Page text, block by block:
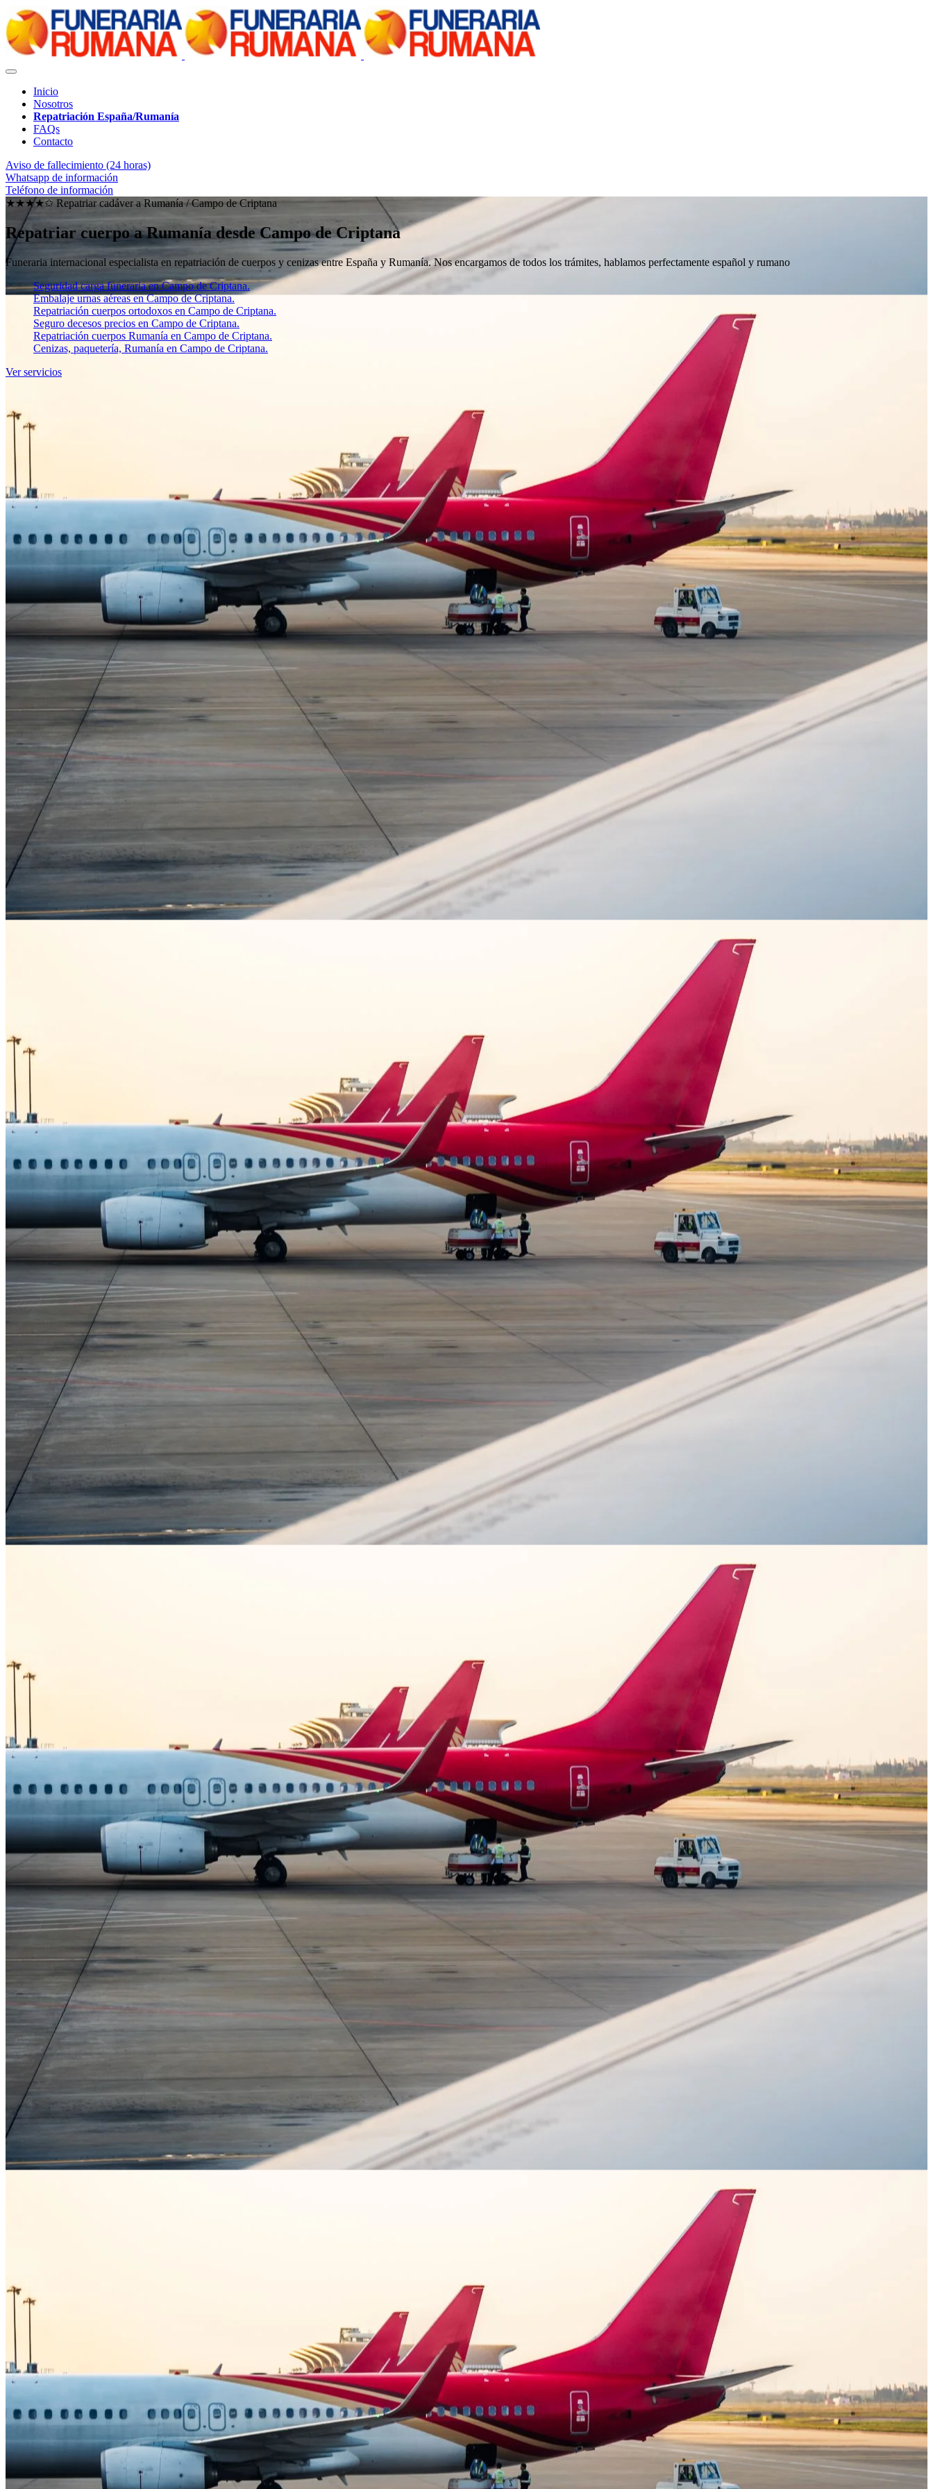
Inicio
Nosotros
Repatriación España/Rumanía
FAQs
Contacto
Aviso de fallecimiento (24 horas)
Whatsapp de información
Teléfono de información
★★★★✩ Repatriar cadáver a Rumanía /Campo de Criptana
Repatriar cuerpo a Rumanía desde Campo de Criptana
Funeraria internacional especialista en repatriación de cuerpos y cenizas entre España y Rumanía. Nos encargamos de todos los trámites, hablamos perfectamente español y rumano
Seguridad carga funeraria en Campo de Criptana.
Embalaje urnas aéreas en Campo de Criptana.
Repatriación cuerpos ortodoxos en Campo de Criptana.
Seguro decesos precios en Campo de Criptana.
Repatriación cuerpos Rumanía en Campo de Criptana.
Cenizas, paquetería, Rumanía en Campo de Criptana.
Ver servicios